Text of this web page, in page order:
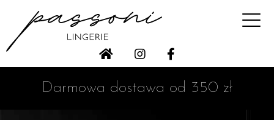
Darmowa dostawa od 350 zł